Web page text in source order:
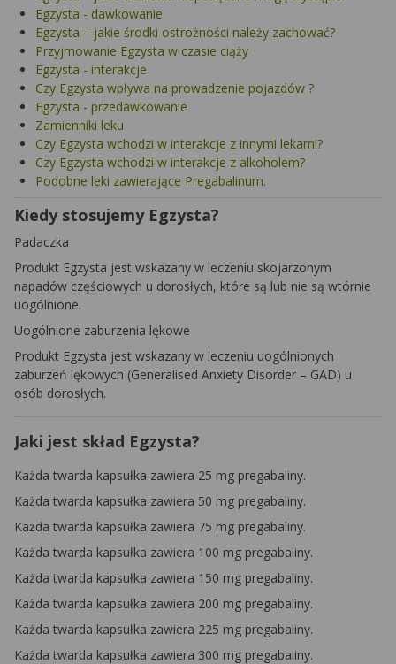
Egzysta - dawkowanie
Egzysta – jakie środki ostrożności należy zachować?
Przyjmowanie Egzysta w czasie ciąży
Egzysta - interakcje
Czy Egzysta wpływa na prowadzenie pojazdów ?
Egzysta - przedawkowanie
Zamienniki leku
Czy Egzysta wchodzi w interakcje z innymi lekami?
Czy Egzysta wchodzi w interakcje z alkoholem?
Podobne leki zawierające Pregabalinum.
Kiedy stosujemy Egzysta?
Padaczka
Produkt Egzysta jest wskazany w leczeniu skojarzonym
napadów częściowych u dorosłych, które są lub nie są wtórnie
uogólnione.
Uogólnione zaburzenia lękowe
Produkt Egzysta jest wskazany w leczeniu uogólnionych
zaburzeń lękowych (Generalised Anxiety Disorder – GAD) u
osób dorosłych.
Jaki jest skład Egzysta?
Każda twarda kapsułka zawiera 25 mg pregabaliny.
Każda twarda kapsułka zawiera 50 mg pregabaliny.
Każda twarda kapsułka zawiera 75 mg pregabaliny.
Każda twarda kapsułka zawiera 100 mg pregabaliny.
Każda twarda kapsułka zawiera 150 mg pregabaliny.
Każda twarda kapsułka zawiera 200 mg pregabaliny.
Każda twarda kapsułka zawiera 225 mg pregabaliny.
Każda twarda kapsułka zawiera 300 mg pregabaliny.